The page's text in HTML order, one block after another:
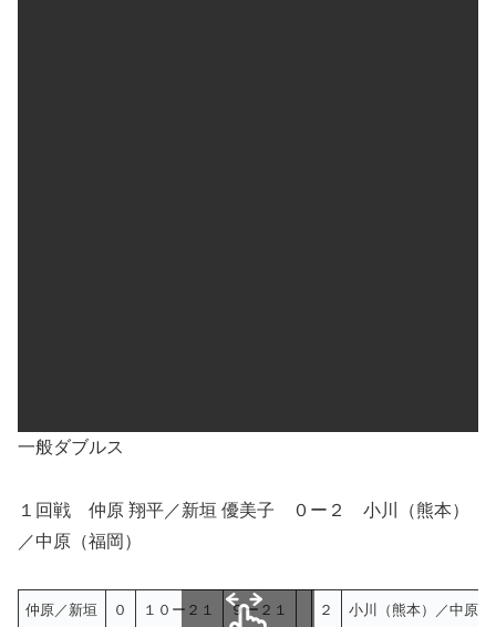
一般ダブルス
１回戦 仲原 翔平／新垣 優美子 ０ー２ 小川（熊本）
／中原（福岡）
仲原／新垣 ０ １０ー２１ ９ー２１ ２ 小川（熊本）／中原